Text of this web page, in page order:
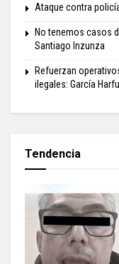
Ataque contra
No tenemos casos
Santiago Inzunza
Refuerzan
ilegales: García
Tendencia